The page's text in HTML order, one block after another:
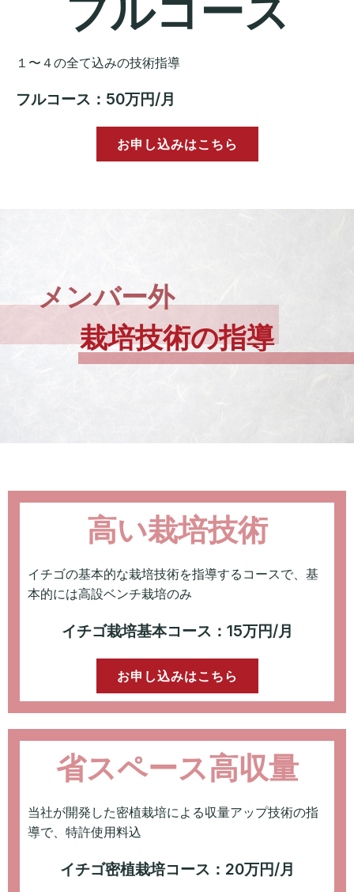
フルコース
１〜４の全て込みの技術指導
フルコース：50万円/月
お申し込みはこちら
メンバー外
栽培技術の指導
高い栽培技術
イチゴの基本的な栽培技術を指導するコースで、基
本的には高設ベンチ栽培のみ
イチゴ栽培基本コース：15万円/月
お申し込みはこちら
省スペース高収量
当社が開発した密植栽培による収量アップ技術の指
導で、特許使用料込
イチゴ密植栽培コース：20万円/月